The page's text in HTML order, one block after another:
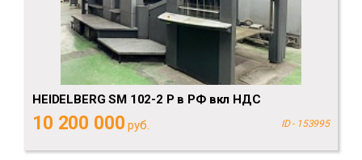
HEIDELBERG SM 102-2 P в РФ вкл НДС
10 200 000 руб. ID - 153995